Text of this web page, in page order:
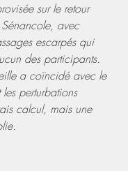
sur le retour
avec
escarpés qui
des participants.
a coïncidé avec le
perturbations
calcul, mais une